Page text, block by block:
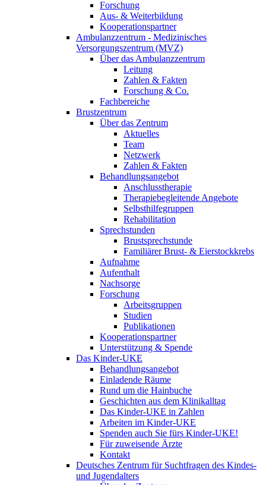
Forschung
Aus- & Weiterbildung
Kooperationspartner
Ambulanzzentrum - Medizinisches
Versorgungszentrum (MVZ)
Über das Ambulanzzentrum
Leitung
Zahlen & Fakten
Forschung & Co.
Fachbereiche
Brustzentrum
Über das Zentrum
Aktuelles
Team
Netzwerk
Zahlen & Fakten
Behandlungsangebot
Anschlusstherapie
Therapiebegleitende Angebote
Selbsthilfegruppen
Rehabilitation
Sprechstunden
Brustsprechstunde
Familiärer Brust- & Eierstockkrebs
Aufnahme
Aufenthalt
Nachsorge
Forschung
Arbeitsgruppen
Studien
Publikationen
Kooperationspartner
Unterstützung & Spende
Das Kinder-UKE
Behandlungsangebot
Einladende Räume
Rund um die Hainbuche
Geschichten aus dem Klinikalltag
Das Kinder-UKE in Zahlen
Arbeiten im Kinder-UKE
Spenden auch Sie fürs Kinder-UKE!
Für zuweisende Ärzte
Kontakt
Deutsches Zentrum für Suchtfragen des Kindes-
und Jugendalters